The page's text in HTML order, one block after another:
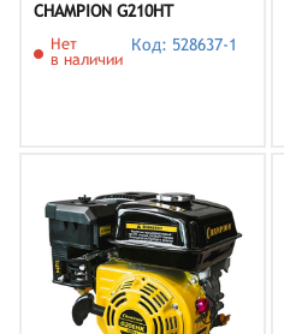
CHAMPION G210HT
Нет
в наличии
Код: 528637-1